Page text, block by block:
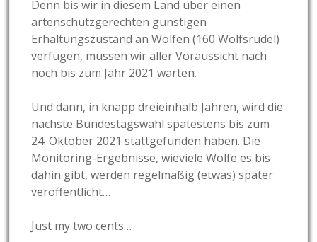
Denn bis wir in diesem Land über einen
artenschutzgerechten günstigen
Erhaltungszustand an Wölfen (160 Wolfsrudel)
verfügen, müssen wir aller Voraussicht nach
noch bis zum Jahr 2021 warten.
Und dann, in knapp dreieinhalb Jahren, wird die
nächste Bundestagswahl spätestens bis zum
24. Oktober 2021 stattgefunden haben. Die
Monitoring-Ergebnisse, wieviele Wölfe es bis
dahin gibt, werden regelmäßig (etwas) später
veröffentlicht…
Just my two cents…